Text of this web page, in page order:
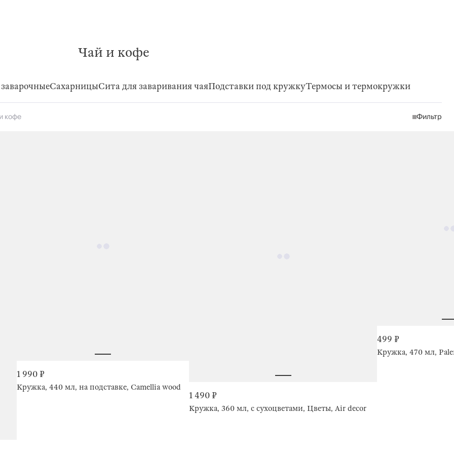
Чай и кофе
СахарницыСита для заваривания чаяПодставки под кружкуТермосы и термокружки
кофе Фильтр
1 990 ₽
Кружка, 440 мл, на подставке, Camellia wood
1 490 ₽
Кружка, 360 мл, с сухоцветами, Цветы, Air decor
499 ₽
Кружка, 470 мл,